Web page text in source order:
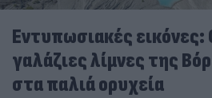
Εντυπωσιακές εικόνες:
γαλάζιες λίμνες της
στα παλιά ορυχεία